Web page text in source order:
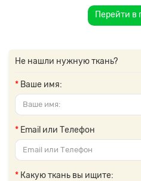
Перейти в
Не нашли нужную ткань?
Ваше имя:
Email или Телефон
Какую ткань вы ищите: